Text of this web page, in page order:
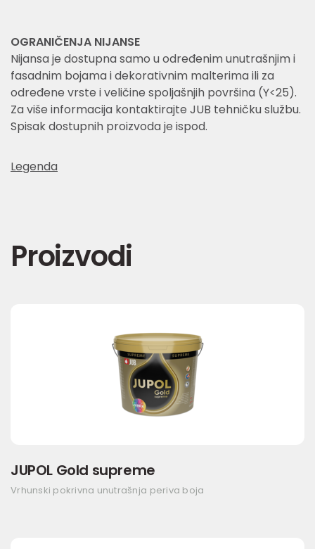
OGRANIČENJA NIJANSE
Nijansa je dostupna samo u određenim unutrašnjim i
fasadnim bojama i dekorativnim malterima ili za
određene vrste i veličine spoljašnjih površina (Y<25).
Za više informacija kontaktirajte JUB tehničku službu.
Spisak dostupnih proizvoda je ispod.
Legenda
Proizvodi
JUPOL Gold supreme
Vrhunski pokrivna unutrašnja periva boja